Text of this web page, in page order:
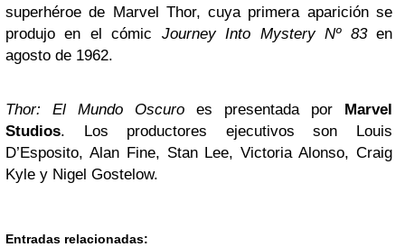
superhéroe de Marvel Thor, cuya primera aparición se
produjo en el cómic Journey Into Mystery Nº 83en
agosto de 1962.
Thor: El Mundo Oscuro es presentada por Marvel
Studios. Los productores ejecutivos son Louis
D’Esposito, Alan Fine, Stan Lee, Victoria Alonso, Craig
Kyle y Nigel Gostelow.
Entradas relacionadas: